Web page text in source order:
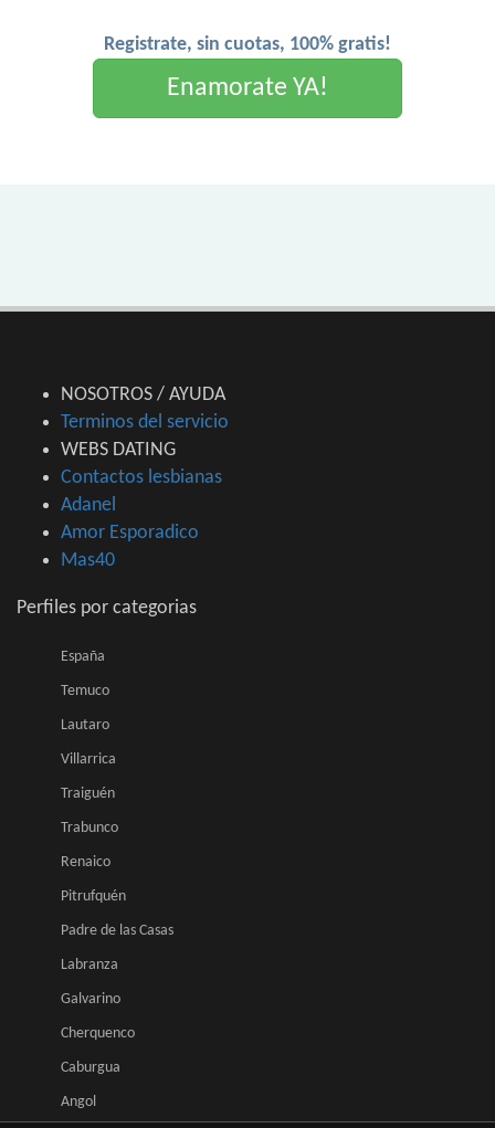
Registrate, sin cuotas, 100% gratis!
Enamorate YA!
NOSOTROS / AYUDA
Terminos del servicio
WEBS DATING
Contactos lesbianas
Adanel
Amor Esporadico
Mas40
Perfiles por categorias
España
Temuco
Lautaro
Villarrica
Traiguén
Trabunco
Renaico
Pitrufquén
Padre de las Casas
Labranza
Galvarino
Cherquenco
Caburgua
Angol